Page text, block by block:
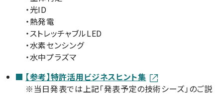
・光ID
・熱発電
・ストレッチャブルLED
・水素センシング
・水中プラズマ
【参考】特許活用ビジネスヒント集
※当日発表では上記「発表予定の技術シーズ」のご説